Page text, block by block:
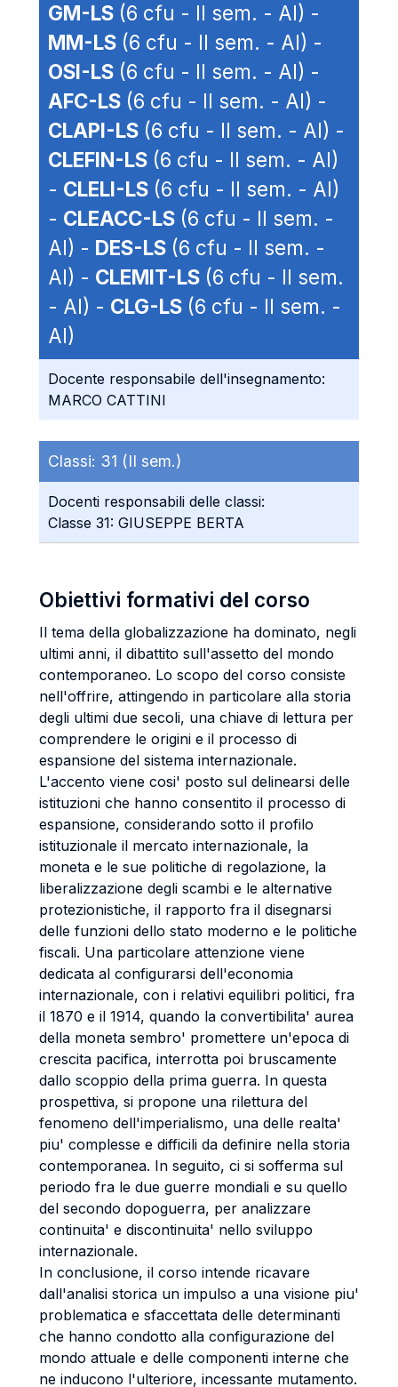
GM-LS (6 cfu - II sem. - AI) -
MM-LS (6 cfu - II sem. - AI) -
OSI-LS (6 cfu - II sem. - AI) -
AFC-LS (6 cfu - II sem. - AI) -
CLAPI-LS (6 cfu - II sem. - AI) -
CLEFIN-LS (6 cfu - II sem. - AI)
- CLELI-LS (6 cfu - II sem. - AI)
- CLEACC-LS (6 cfu - II sem. -
AI) - DES-LS (6 cfu - II sem. -
AI) - CLEMIT-LS (6 cfu - II sem.
- AI) - CLG-LS (6 cfu - II sem. -
AI)
Docente responsabile dell'insegnamento:
MARCO CATTINI
Classi: 31 (II sem.)
Docenti responsabili delle classi:
Classe 31: GIUSEPPE BERTA
Obiettivi formativi del corso
Il tema della globalizzazione ha dominato, negli
ultimi anni, il dibattito sull'assetto del mondo
contemporaneo. Lo scopo del corso consiste
nell'offrire, attingendo in particolare alla storia
degli ultimi due secoli, una chiave di lettura per
comprendere le origini e il processo di
espansione del sistema internazionale.
L'accento viene cosi' posto sul delinearsi delle
istituzioni che hanno consentito il processo di
espansione, considerando sotto il profilo
istituzionale il mercato internazionale, la
moneta e le sue politiche di regolazione, la
liberalizzazione degli scambi e le alternative
protezionistiche, il rapporto fra il disegnarsi
delle funzioni dello stato moderno e le politiche
fiscali. Una particolare attenzione viene
dedicata al configurarsi dell'economia
internazionale, con i relativi equilibri politici, fra
il 1870 e il 1914, quando la convertibilita' aurea
della moneta sembro' promettere un'epoca di
crescita pacifica, interrotta poi bruscamente
dallo scoppio della prima guerra. In questa
prospettiva, si propone una rilettura del
fenomeno dell'imperialismo, una delle realta'
piu' complesse e difficili da definire nella storia
contemporanea. In seguito, ci si sofferma sul
periodo fra le due guerre mondiali e su quello
del secondo dopoguerra, per analizzare
continuita' e discontinuita' nello sviluppo
internazionale.
In conclusione, il corso intende ricavare
dall'analisi storica un impulso a una visione piu'
problematica e sfaccettata delle determinanti
che hanno condotto alla configurazione del
mondo attuale e delle componenti interne che
ne inducono l'ulteriore, incessante mutamento.